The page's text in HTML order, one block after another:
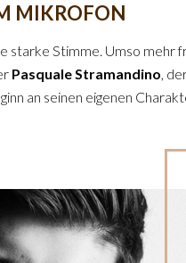
MIKROFON
starke Stimme. Umso
Pasquale Stramandino,
an seinen eigenen